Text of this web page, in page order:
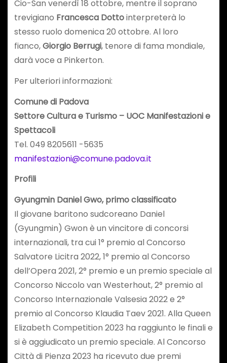
Cio-San venerdì 18 ottobre, mentre il soprano
trevigiano Francesca Dottointerpreterà lo
stesso ruolo domenica 20 ottobre. Al loro
fianco,Giorgio Berrugi, tenore di fama mondiale,
darà voce a Pinkerton.
Per ulteriori informazioni:
Comune di Padova
Settore Cultura e Turismo – UOC Manifestazioni e
Spettacoli
Tel. 049 8205611 -5635
manifestazioni@comune.padova.it
Profili
Gyungmin Daniel Gwo, primo classificato
Il giovane baritono sudcoreano Daniel
(Gyungmin) Gwon è un vincitore di concorsi
internazionali, tra cui 1° premio al Concorso
Salvatore Licitra 2022, 1° premio al Concorso
dell’Opera 2021, 2° premio e un premio speciale al
Concorso Niccolo van Westerhout, 2° premio al
Concorso Internazionale Valsesia 2022 e 2°
premio al Concorso Klaudia Taev 2021. Alla Queen
Elizabeth Competition 2023 ha raggiunto le finali e
si è aggiudicato un premio speciale. Al Concorso
Città di Pienza 2023 ha ricevuto due premi